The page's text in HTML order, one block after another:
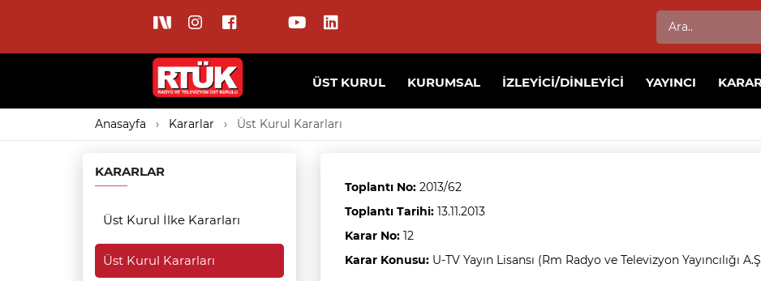
ÜST KURUL KURUMSAL İZLEYICI/DINLEYICI YAYINCI
Anasayfa Kararlar Üst Kurul Kararları
KARARLAR
Üst Kurul İlke Kararları
Üst Kurul Kararları
Toplantı No: 2013/62
Toplantı Tarihi: 13.11.2013
Karar No: 12
Karar Konusu: U-TV Yayın Lisansı (Rm Radyo ve Televizyon Yayıncılığı